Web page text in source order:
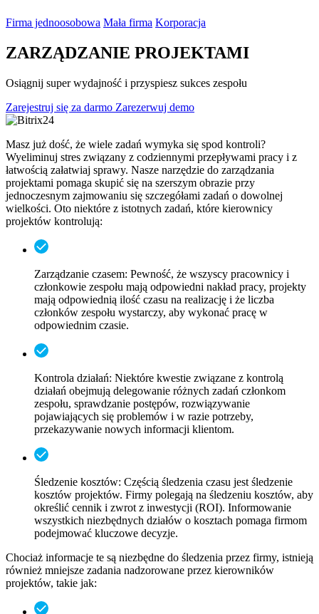
Firma jednoosobowa Mała firma Korporacja
ZARZĄDZANIE PROJEKTAMI
Osiągnij super wydajność i przyspiesz sukces zespołu
Zarejestruj się za darmo Zarezerwuj demo
Masz już dość, że wiele zadań wymyka się spod kontroli?
Wyeliminuj stres związany z codziennymi przepływami pracy i z
łatwością załatwiaj sprawy. Nasze narzędzie do zarządzania
projektami pomaga skupić się na szerszym obrazie przy
jednoczesnym zajmowaniu się szczegółami zadań o dowolnej
wielkości. Oto niektóre z istotnych zadań, które kierownicy
projektów kontrolują:
Zarządzanie czasem: Pewność, że wszyscy pracownicy i
członkowie zespołu mają odpowiedni nakład pracy, projekty
mają odpowiednią ilość czasu na realizację i że liczba
członków zespołu wystarczy, aby wykonać pracę w
odpowiednim czasie.
Kontrola działań: Niektóre kwestie związane z kontrolą
działań obejmują delegowanie różnych zadań członkom
zespołu, sprawdzanie postępów, rozwiązywanie
pojawiających się problemów i w razie potrzeby,
przekazywanie nowych informacji klientom.
Śledzenie kosztów: Częścią śledzenia czasu jest śledzenie
kosztów projektów. Firmy polegają na śledzeniu kosztów, aby
określić cennik i zwrot z inwestycji (ROI). Informowanie
wszystkich niezbędnych działów o kosztach pomaga firmom
podejmować kluczowe decyzje.
Chociaż informacje te są niezbędne do śledzenia przez firmy, istnieją
również mniejsze zadania nadzorowane przez kierowników
projektów, takie jak: